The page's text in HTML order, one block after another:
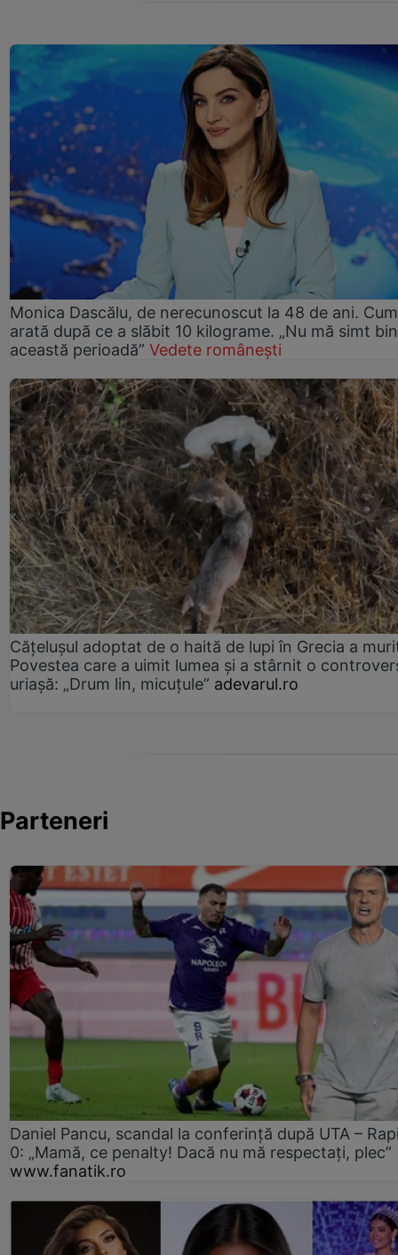
Monica Dascălu, de nerecunoscut la 48 de ani. Cum
arată după ce a slăbit 10 kilograme. „Nu mă simt
această perioadă” Vedete românești
Cățelușul adoptat de o haită de lupi în Grecia a
Povestea care a uimit lumea și a stârnit o
uriașă: „Drum lin, micuțule” adevarul.ro
Parteneri
Daniel Pancu, scandal la conferință după UTA –
0: „Mamă, ce penalty! Dacă nu mă respectați, plec”
www.fanatik.ro